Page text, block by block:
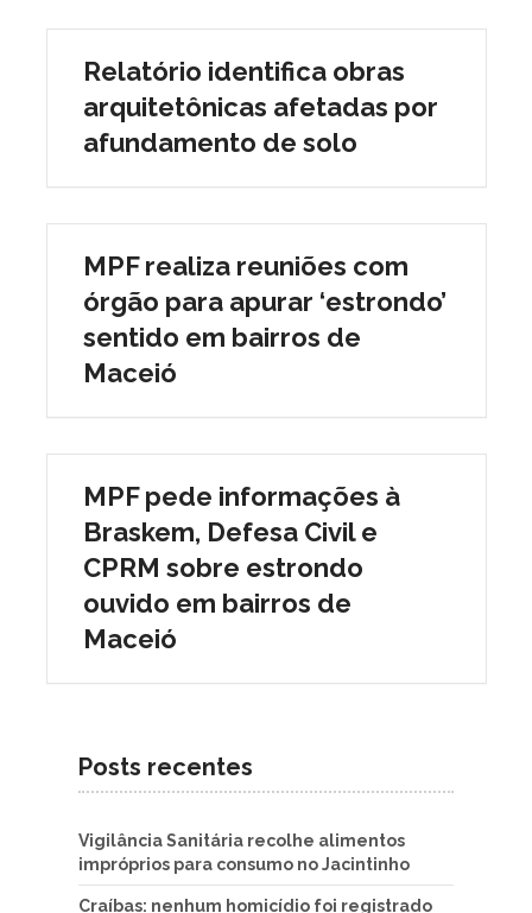
Relatório identifica obras
arquitetônicas afetadas por
afundamento de solo
MPF realiza reuniões com
órgão para apurar ‘estrondo’
sentido em bairros de
Maceió
MPF pede informações à
Braskem, Defesa Civil e
CPRM sobre estrondo
ouvido em bairros de
Maceió
Posts recentes
Vigilância Sanitária recolhe alimentos
impróprios para consumo no Jacintinho
Craíbas: nenhum homicídio foi registrado